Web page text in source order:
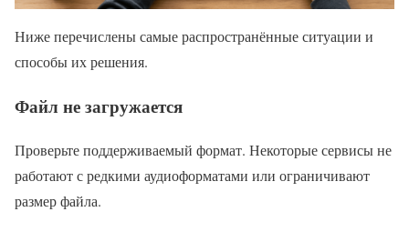
Ниже перечислены самые распространённые ситуации и
способы их решения.
Файл не загружается
Проверьте поддерживаемый формат. Некоторые сервисы не
работают с редкими аудиоформатами или ограничивают
размер файла.